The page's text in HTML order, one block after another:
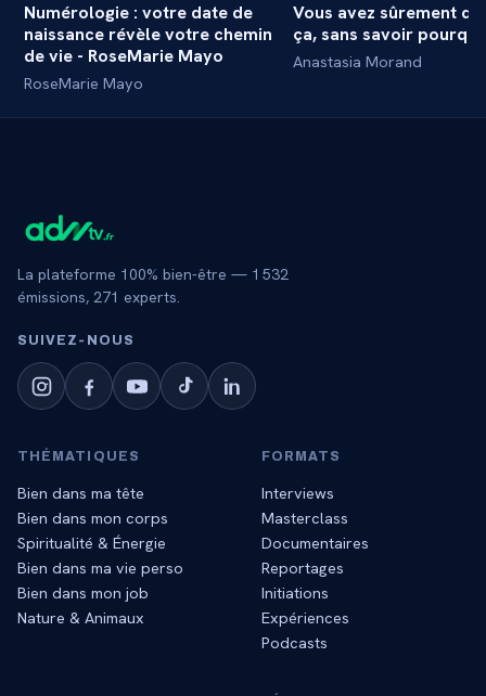
MASTERCLASS +
Numérologie : votre date de
naissance révèle votre chemin
de vie - RoseMarie Mayo
RoseMarie Mayo
MASTERCLASS
Vous avez sûrement
ça, sans savoir
Anastasia Morand
La plateforme 100% bien-être — 1 532
émissions, 271 experts.
SUIVEZ‑NOUS
THÉMATIQUES
Bien dans ma tête
Bien dans mon corps
Spiritualité & Énergie
Bien dans ma vie perso
Bien dans mon job
Nature & Animaux
FORMATS
Interviews
Masterclass
Documentaires
Reportages
Initiations
Expériences
Podcasts